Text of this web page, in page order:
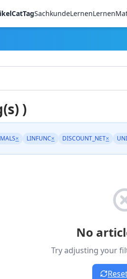
CatTagSachkundeLernenLernen
)
× LINFUNC× DISCOUNT_NET×
No
Try adjusting your